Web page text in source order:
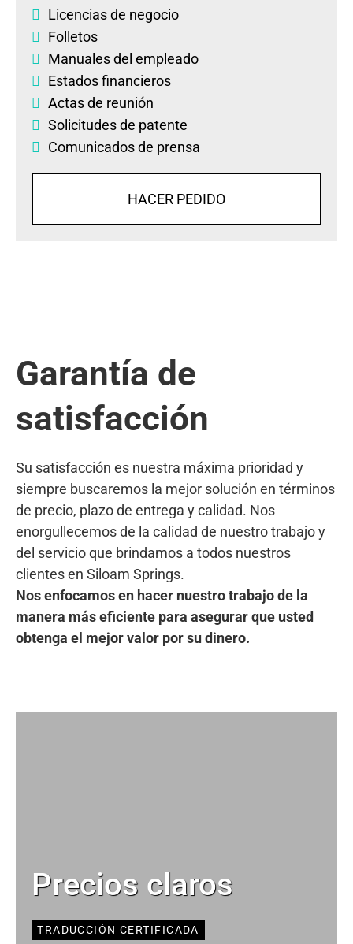
Licencias de negocio
Folletos
Manuales del empleado
Estados financieros
Actas de reunión
Solicitudes de patente
Comunicados de prensa
HACER PEDIDO
Garantía de
satisfacción
Su satisfacción es nuestra máxima prioridad y
siempre buscaremos la mejor solución en términos
de precio, plazo de entrega y calidad. Nos
enorgullecemos de la calidad de nuestro trabajo y
del servicio que brindamos a todos nuestros
clientes en Siloam Springs.
Nos enfocamos en hacer nuestro trabajo de la
manera más eficiente para asegurar que usted
obtenga el mejor valor por su dinero.
Precios claros
TRADUCCIÓN CERTIFICADA